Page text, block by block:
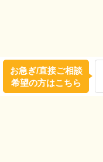
お急ぎ/直接ご相談
希望の方はこちら